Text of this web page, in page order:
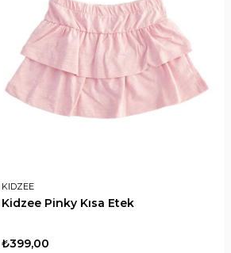
KIDZEE
Kidzee Pinky Kısa Etek
₺399,00